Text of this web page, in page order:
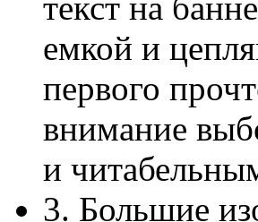
емкой и
первого
внимание
и
3. Большие